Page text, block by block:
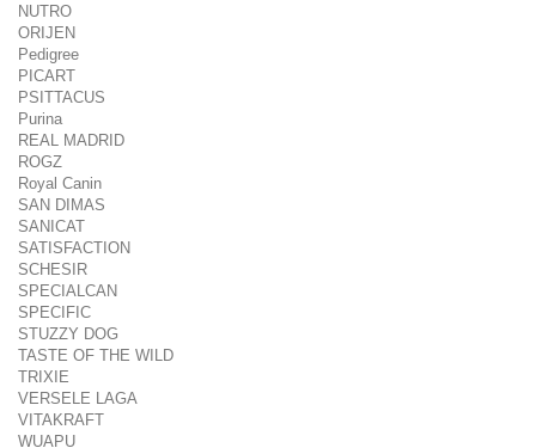
NUTRO
ORIJEN
Pedigree
PICART
PSITTACUS
Purina
REAL MADRID
ROGZ
Royal Canin
SAN DIMAS
SANICAT
SATISFACTION
SCHESIR
SPECIALCAN
SPECIFIC
STUZZY DOG
TASTE OF THE WILD
TRIXIE
VERSELE LAGA
VITAKRAFT
WUAPU